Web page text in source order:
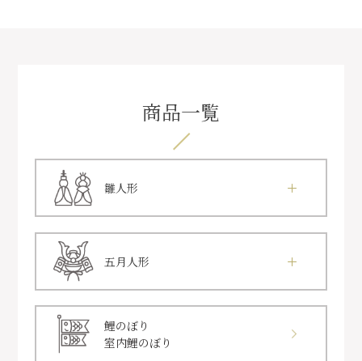
商品一覧
雛人形
五月人形
鯉のぼり
室内鯉のぼり